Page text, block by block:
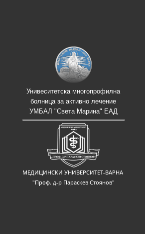
Унивеситетска многопрофилна
болница за активно лечение
УМБАЛ "Света Марина" ЕАД
МЕДИЦИНСКИ УНИВЕРСИТЕТ-ВАРНА
"Проф. д-р Параскев Стоянов"